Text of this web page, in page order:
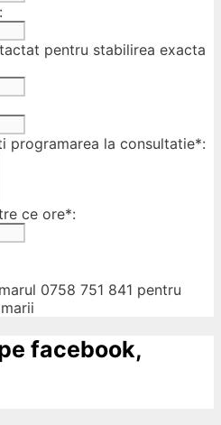
pentru stabilirea exacta
programarea la consultatie*:
ce ore*:
0758 751 841 pentru
facebook,